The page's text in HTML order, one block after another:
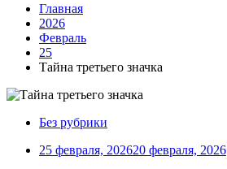
Главная
2026
Февраль
25
Тайна третьего значка
Без рубрики
25 февраля, 202620 февраля, 2026